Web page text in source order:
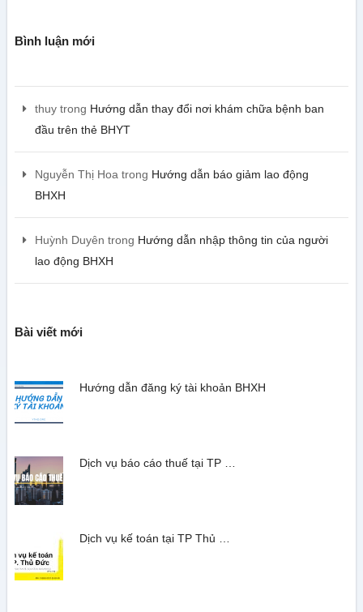
Bình luận mới
thuytrong Hướng dẫn thay đổi nơi khám chữa bệnh ban
đầu trên thẻ BHYT
Nguyễn Thị Hoa trong Hướng dẫn báo giảm lao động
BHXH
Huỳnh Duyên trong Hướng dẫn nhập thông tin của người
lao động BHXH
Bài viết mới
Hướng dẫn đăng ký tài khoản BHXH
Dịch vụ báo cáo thuế tại TP …
Dịch vụ kế toán tại TP Thủ …